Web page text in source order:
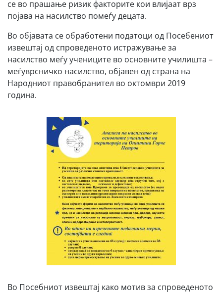
се во прашање ризик факторите кои влијаат врз
појава на насилство помеѓу децата.
Во објавата се обработени податоци од Посебениот
извештај од спроведеното истражување за
насилство меѓу учениците во основните училишта –
меѓуврсничко насилство, објавен од страна на
Народниот правобранител во октомври 2019
година.
Во Посебниот извештај како мотив за спроведеното